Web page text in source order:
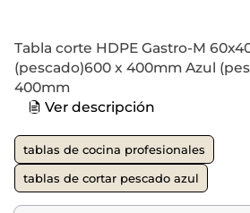
Tabla corte HDPE Gastro-M
(pescado)600 x 400mm Azul
400mm
Ver descripción
tablas de cocina profesionales
tablas de cortar pescado azul